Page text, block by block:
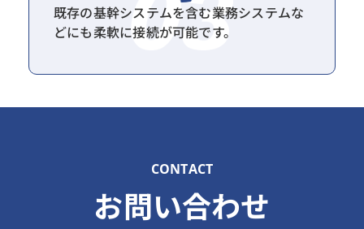
既存の基幹システムを含む業務システムな
どにも柔軟に接続が可能です。
CONTACT
お問い合わせ